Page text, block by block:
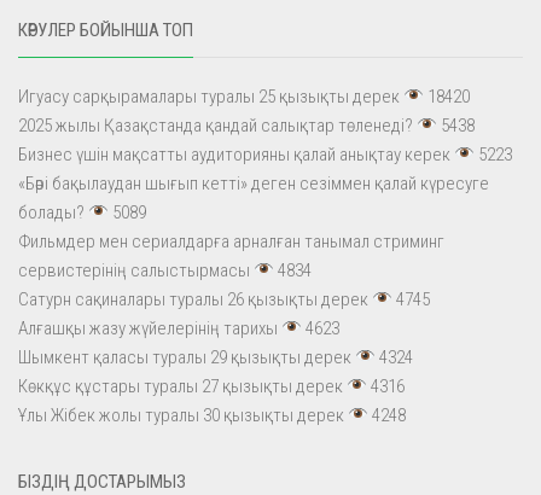
КӨРУЛЕР БОЙЫНША ТОП
Игуасу сарқырамалары туралы 25 қызықты дерек
18420
2025 жылы Қазақстанда қандай салықтар төленеді?
5438
Бизнес үшін мақсатты аудиторияны қалай анықтау керек
5223
«Бәрі бақылаудан шығып кетті» деген сезіммен қалай күресуге
болады?
5089
Фильмдер мен сериалдарға арналған танымал стриминг
сервистерінің салыстырмасы
4834
Сатурн сақиналары туралы 26 қызықты дерек
4745
Алғашқы жазу жүйелерінің тарихы
4623
Шымкент қаласы туралы 29 қызықты дерек
4324
Көкқұс құстары туралы 27 қызықты дерек
4316
Ұлы Жібек жолы туралы 30 қызықты дерек
4248
БІЗДІҢ ДОСТАРЫМЫЗ